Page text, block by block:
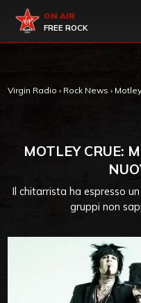
Virgin Radio
ON AIR
FREE ROCK
Virgin Radio › Rock News ›
MOTLEY CRUE:
Il chitarrista ha espresso
gruppi non